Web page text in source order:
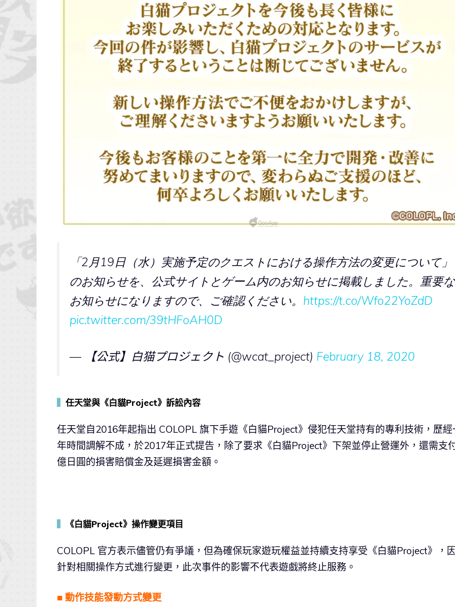
「2月19日（水）実施予定のクエストにおける操作方法の変更について」
のお知らせを、公式サイトとゲーム内のお知らせに掲載しました。重要な
お知らせになりますので、ご確認ください。 https://t.co/Wfo22YoZdD
pic.twitter.com/39tHFoAH0D
— 【公式】白猫プロジェクト (@wcat_project) February 18, 2020
任天堂與《白貓Project》訴訟內容
任天堂自2016年起指出 COLOPL 旗下手遊《白貓Project》侵犯任天堂持有的專利技術，歷經
年時間調解不成，於2017年正式提告，除了要求《白貓Project》下架並停止營運外，還需支
億日圓的損害賠償金及延遲損害金額。
《白貓Project》操作變更項目
COLOPL 官方表示儘管仍有爭議，但為確保玩家遊玩權益並持續支持享受《白貓Project》，
針對相關操作方式進行變更，此次事件的影響不代表遊戲將終止服務。
■ 動作技能發動方式變更